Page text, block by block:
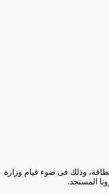
اجمالية تبلغ 151 مليون يورو لبرنامج دعم موازنة قطاع الطاقة، وذلك فى ضوء قيام وزارة
المستجد.